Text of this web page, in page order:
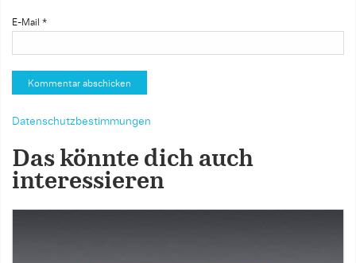
E-Mail *
Datenschutzbestimmungen
Das könnte dich auch
interessieren